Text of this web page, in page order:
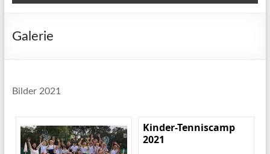
Galerie
Bilder 2021
Kinder-Tenniscamp
2021